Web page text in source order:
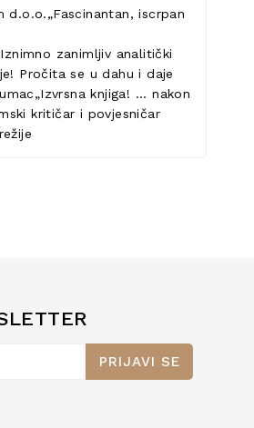
iscrpan
zanimljiv analitički
Pročita se u dahu i daje
knjiga! ... nakon
kritičar i povjesničar
PRIJAVI SE